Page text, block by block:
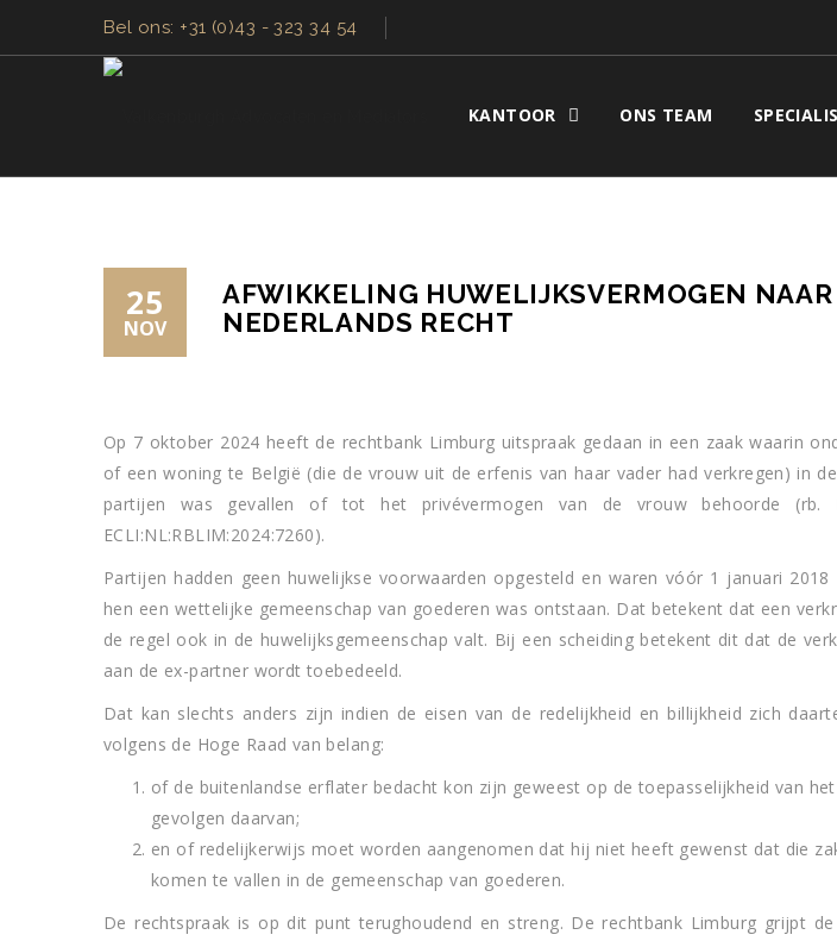
Bel ons: +31 (0)43 - 323 34 54
KANTOOR ONS TEAM
25
NOV
AFWIKKELING HUWELIJKSVERMOGEN
NEDERLANDS RECHT
Op 7 oktober 2024 heeft de rechtbank Limburg uitspraak gedaan in een zaak waarin
of een woning te België (die de vrouw uit de erfenis van haar vader had verkregen) in
partijen was gevallen of tot het privévermogen van de vrouw behoorde (rb.
ECLI:NL:RBLIM:2024:7260).
Partijen hadden geen huwelijkse voorwaarden opgesteld en waren vóór 1 januari
hen een wettelijke gemeenschap van goederen was ontstaan. Dat betekent dat een
de regel ook in de huwelijksgemeenschap valt. Bij een scheiding betekent dit dat de
aan de ex-partner wordt toebedeeld.
Dat kan slechts anders zijn indien de eisen van de redelijkheid en billijkheid zich
volgens de Hoge Raad van belang:
of de buitenlandse erflater bedacht kon zijn geweest op de toepasselijkheid van
gevolgen daarvan;
en of redelijkerwijs moet worden aangenomen dat hij niet heeft gewenst dat die
komen te vallen in de gemeenschap van goederen.
De rechtspraak is op dit punt terughoudend en streng. De rechtbank Limburg grijpt